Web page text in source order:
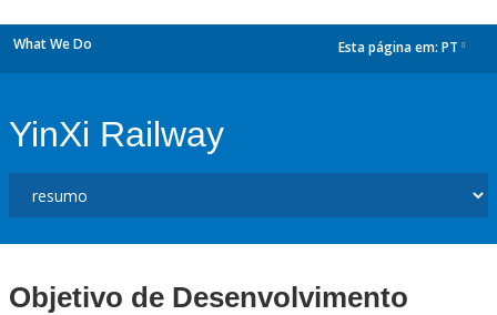
What We Do Esta página em: PT
YinXi Railway
Objetivo de Desenvolvimento